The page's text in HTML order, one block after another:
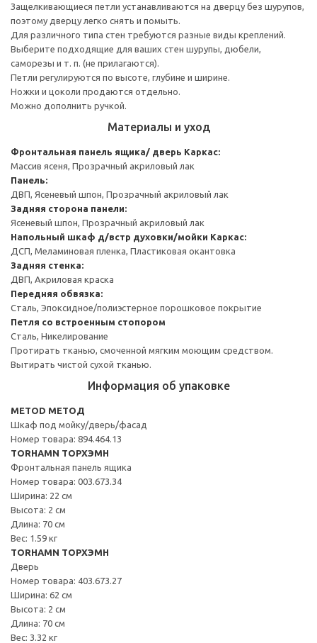
Защелкивающиеся петли устанавливаются на дверцу без шурупов,
поэтому дверцу легко снять и помыть.
Для различного типа стен требуются разные виды креплений.
Выберите подходящие для ваших стен шурупы, дюбели,
саморезы и т. п. (не прилагаются).
Петли регулируются по высоте, глубине и ширине.
Ножки и цоколи продаются отдельно.
Можно дополнить ручкой.
Материалы и уход
Фронтальная панель ящика/ дверь Каркас:
Массив ясеня, Прозрачный акриловый лак
Панель:
ДВП, Ясеневый шпон, Прозрачный акриловый лак
Задняя сторона панели:
Ясеневый шпон, Прозрачный акриловый лак
Напольный шкаф д/встр духовки/мойки Каркас:
ДСП, Меламиновая пленка, Пластиковая окантовка
Задняя стенка:
ДВП, Акриловая краска
Передняя обвязка:
Сталь, Эпоксидное/полиэстерное порошковое покрытие
Петля со встроенным стопором
Сталь, Никелирование
Протирать тканью, смоченной мягким моющим средством.
Вытирать чистой сухой тканью.
Информация об упаковке
METOD МЕТОД
Шкаф под мойку/дверь/фасад
Номер товара: 894.464.13
TORHAMN ТОРХЭМН
Фронтальная панель ящика
Номер товара: 003.673.34
Ширина: 22 см
Высота: 2 см
Длина: 70 см
Вес: 1.59 кг
TORHAMN ТОРХЭМН
Дверь
Номер товара: 403.673.27
Ширина: 62 см
Высота: 2 см
Длина: 70 см
Вес: 3.32 кг